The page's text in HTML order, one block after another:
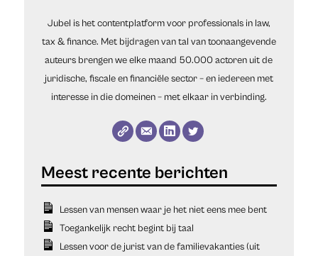
Jubel is het contentplatform voor professionals in law,
tax & finance. Met bijdragen van tal van toonaangevende
auteurs brengen we elke maand 50.000 actoren uit de
juridische, fiscale en financiële sector – en iedereen met
interesse in die domeinen – met elkaar in verbinding.
Lessen van mensen waar je het niet eens mee bent
Toegankelijk recht begint bij taal
Lessen voor de jurist van de familievakanties (uit